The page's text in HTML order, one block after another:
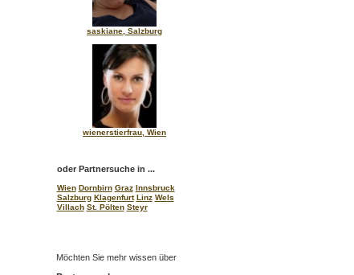
saskiane, Salzburg
wienerstierfrau, Wien
oder Partnersuche in ...
Wien Dornbirn Graz Innsbruck
Salzburg Klagenfurt Linz Wels
Villach St. Pölten Steyr
Möchten Sie mehr wissen über